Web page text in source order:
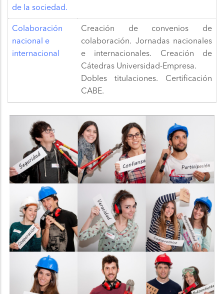
de la sociedad.
Colaboración
nacional e
internacional
Creación de convenios de
colaboración. Jornadas nacionales
e internacionales. Creación de
Cátedras Universidad-Empresa.
Dobles titulaciones. Certificación
CABE.